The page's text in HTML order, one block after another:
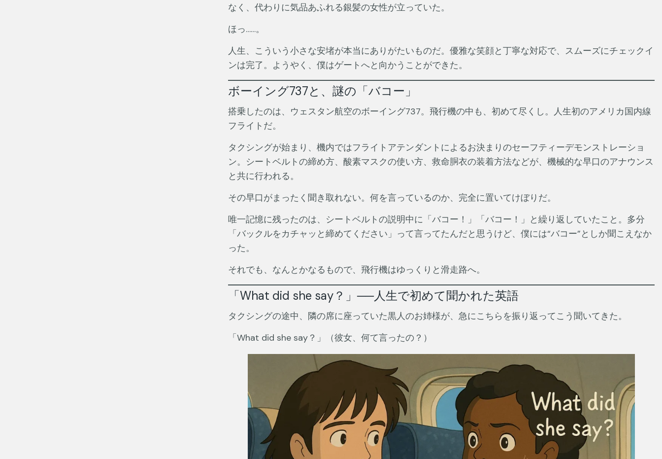
なく、代わりに気品あふれる銀髪の女性が立っていた。
ほっ……。
人生、こういう小さな安堵が本当にありがたいものだ。優雅な笑顔と丁寧な対応で、スムーズにチェックイ
ンは完了。ようやく、僕はゲートへと向かうことができた。
ボーイング737と、謎の「バコー」
搭乗したのは、ウェスタン航空のボーイング737。飛行機の中も、初めて尽くし。人生初のアメリカ国内線
フライトだ。
タクシングが始まり、機内ではフライトアテンダントによるお決まりのセーフティーデモンストレーショ
ン。シートベルトの締め方、酸素マスクの使い方、救命胴衣の装着方法などが、機械的な早口のアナウンス
と共に行われる。
その早口がまったく聞き取れない。何を言っているのか、完全に置いてけぼりだ。
唯一記憶に残ったのは、シートベルトの説明中に「バコー！」「バコー！」と繰り返していたこと。多分
「バックルをカチャッと締めてください」って言ってたんだと思うけど、僕には“バコー”としか聞こえなか
った。
それでも、なんとかなるもので、飛行機はゆっくりと滑走路へ。
「What did she say？」──人生で初めて聞かれた英語
タクシングの途中、隣の席に座っていた黒人のお姉様が、急にこちらを振り返ってこう聞いてきた。
「What did she say？」（彼女、何て言ったの？）